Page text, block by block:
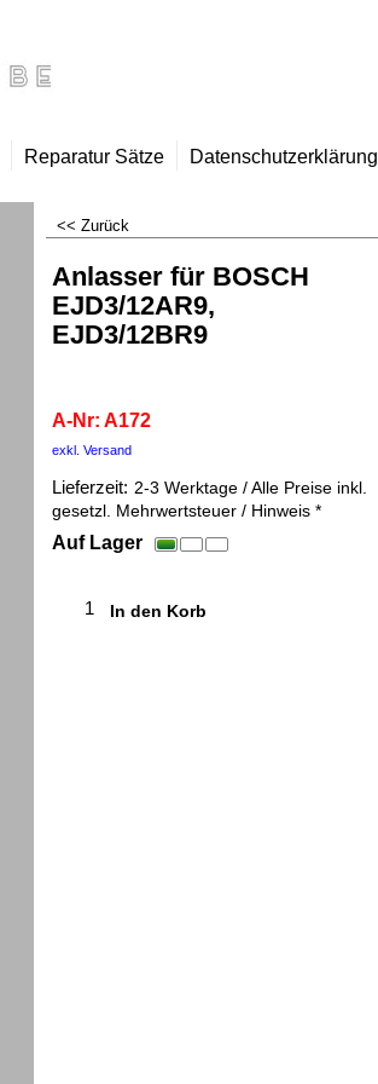
Reparatur Sätze Datenschutzerklärung
<< Zurück
Anlasser für BOSCH
EJD3/12AR9,
EJD3/12BR9
A-Nr: A172
€209.00
exkl. Versand
10.00kg
Lieferzeit:
gesetzl. Mehrwertsteuer / Hinweis *